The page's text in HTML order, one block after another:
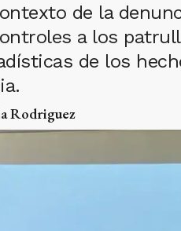
de la
a los
de los
Rodriguez